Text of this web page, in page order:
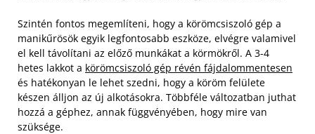
Szintén fontos megemlíteni, hogy a körömcsiszoló gép a
manikűrösök egyik legfontosabb eszköze, elvégre valamivel
el kell távolítani az előző munkákat a körmökről. A 3-4
hetes lakkot a körömcsiszoló gép révén fájdalommentesen
és hatékonyan le lehet szedni, hogy a köröm felülete
készen álljon az új alkotásokra. Többféle változatban juthat
hozzá a géphez, annak függvényében, hogy mire van
szüksége.